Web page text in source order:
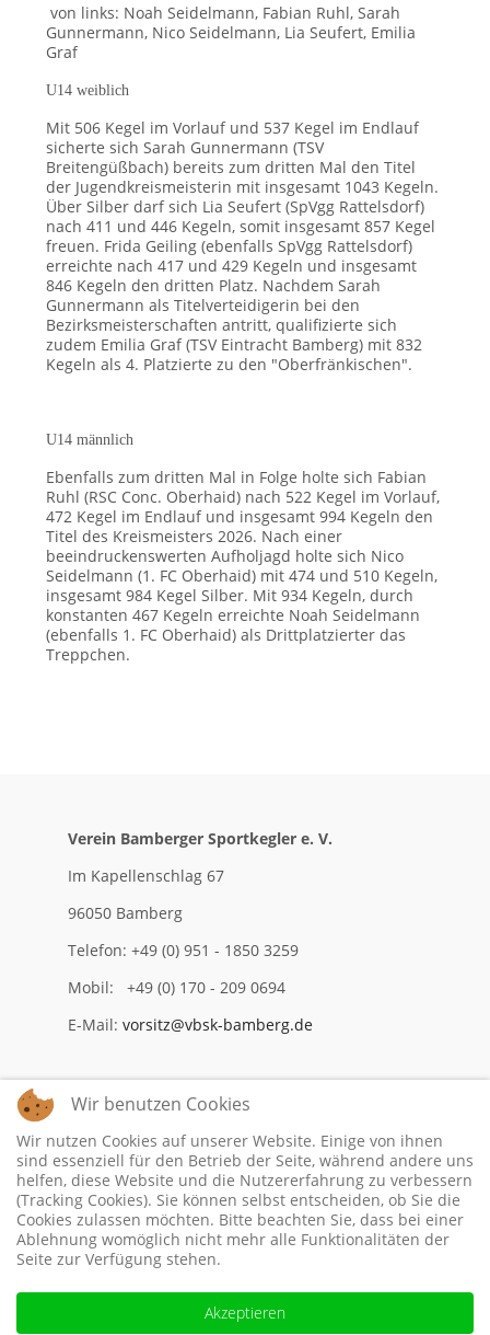
von links: Noah Seidelmann, Fabian Ruhl, Sarah
Gunnermann, Nico Seidelmann, Lia Seufert, Emilia
Graf
U14 weiblich
Mit 506 Kegel im Vorlauf und 537 Kegel im Endlauf
sicherte sich Sarah Gunnermann (TSV
Breitengüßbach) bereits zum dritten Mal den Titel
der Jugendkreismeisterin mit insgesamt 1043 Kegeln.
Über Silber darf sich Lia Seufert (SpVgg Rattelsdorf)
nach 411 und 446 Kegeln, somit insgesamt 857 Kegel
freuen. Frida Geiling (ebenfalls SpVgg Rattelsdorf)
erreichte nach 417 und 429 Kegeln und insgesamt
846 Kegeln den dritten Platz. Nachdem Sarah
Gunnermann als Titelverteidigerin bei den
Bezirksmeisterschaften antritt, qualifizierte sich
zudem Emilia Graf (TSV Eintracht Bamberg) mit 832
Kegeln als 4. Platzierte zu den "Oberfränkischen".
U14 männlich
Ebenfalls zum dritten Mal in Folge holte sich Fabian
Ruhl (RSC Conc. Oberhaid) nach 522 Kegel im Vorlauf,
472 Kegel im Endlauf und insgesamt 994 Kegeln den
Titel des Kreismeisters 2026. Nach einer
beeindruckenswerten Aufholjagd holte sich Nico
Seidelmann (1. FC Oberhaid) mit 474 und 510 Kegeln,
insgesamt 984 Kegel Silber. Mit 934 Kegeln, durch
konstanten 467 Kegeln erreichte Noah Seidelmann
(ebenfalls 1. FC Oberhaid) als Drittplatzierter das
Treppchen.
Verein Bamberger Sportkegler e. V.
Im Kapellenschlag 67
96050 Bamberg
Telefon: +49 (0) 951 - 1850 3259
Mobil: +49 (0) 170 - 209 0694
E-Mail: vorsitz@vbsk-bamberg.de
Impressum
Datenschutzerklärung
Wir benutzen Cookies
Wir nutzen Cookies auf unserer Website. Einige von ihnen
sind essenziell für den Betrieb der Seite, während andere uns
helfen, diese Website und die Nutzererfahrung zu verbessern
(Tracking Cookies). Sie können selbst entscheiden, ob Sie die
Cookies zulassen möchten. Bitte beachten Sie, dass bei einer
Ablehnung womöglich nicht mehr alle Funktionalitäten der
Seite zur Verfügung stehen.
Akzeptieren